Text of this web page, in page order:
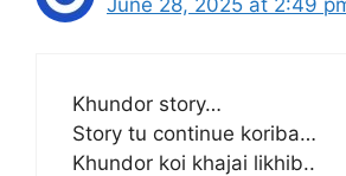
June 28, 2025 at 2:49
Khundor story…
Story tu continue koriba…
Khundor koi khajai likhib..